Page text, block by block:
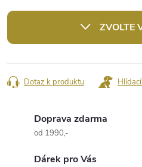
cena:
ZVOLTE
Dotaz k produktu
Doprava zdarma
od 1990,-
Dárek pro Vás